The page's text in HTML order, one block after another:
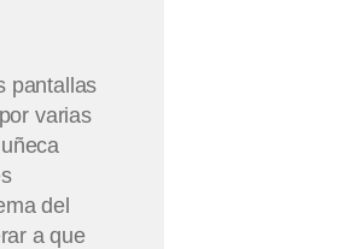
pantallas
varias
del
a que